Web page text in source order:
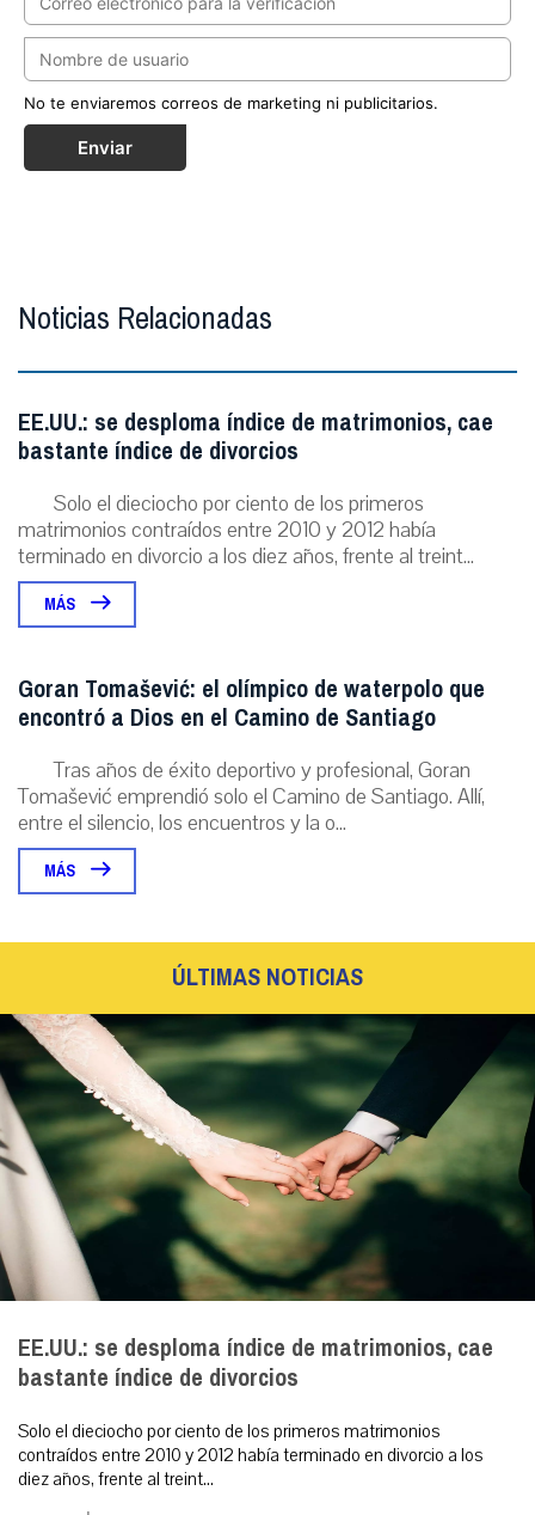
No te enviaremos correos de marketing ni publicitarios.
Enviar
Noticias Relacionadas
EE.UU.: se desploma índice de matrimonios, cae
bastante índice de divorcios
Solo el dieciocho por ciento de los primeros
matrimonios contraídos entre 2010 y 2012 había
terminado en divorcio a los diez años, frente al treint...
MÁS
Goran Tomašević: el olímpico de waterpolo que
encontró a Dios en el Camino de Santiago
Tras años de éxito deportivo y profesional, Goran
Tomašević emprendió solo el Camino de Santiago. Allí,
entre el silencio, los encuentros y la o...
MÁS
ÚLTIMAS NOTICIAS
EE.UU.: se desploma índice de matrimonios, cae
bastante índice de divorcios
Solo el dieciocho por ciento de los primeros matrimonios
contraídos entre 2010 y 2012 había terminado en divorcio a los
diez años, frente al treint...